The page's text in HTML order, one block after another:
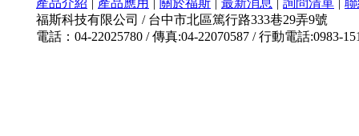
產品介紹 | 產品應用 | 關於福斯 | 最新消息 | 詢問清單 |
福斯科技有限公司 / 台中市北區篤行路333巷29弄9號
電話：04-22025780 / 傳真:04-22070587 / 行動電話:0983-